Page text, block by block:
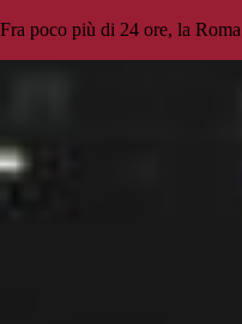
Fra poco più di 24 ore, la